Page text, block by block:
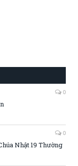
0
0
Nhật 19 Thường